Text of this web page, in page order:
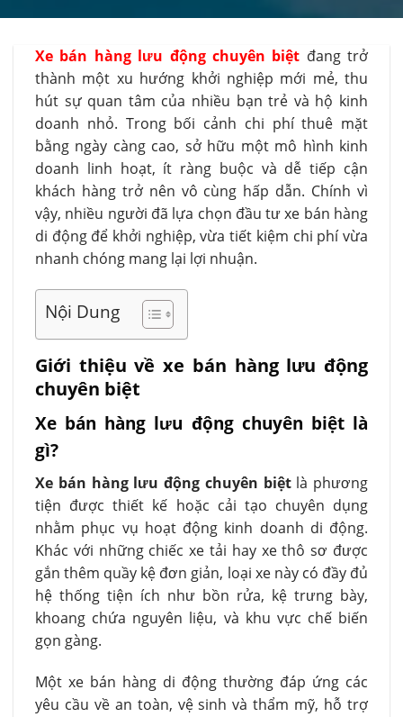
Xe bán hàng lưu động chuyên biệt đang trở
thành một xu hướng khởi nghiệp mới mẻ, thu
hút sự quan tâm của nhiều bạn trẻ và hộ kinh
doanh nhỏ. Trong bối cảnh chi phí thuê mặt
bằng ngày càng cao, sở hữu một mô hình kinh
doanh linh hoạt, ít ràng buộc và dễ tiếp cận
khách hàng trở nên vô cùng hấp dẫn. Chính vì
vậy, nhiều người đã lựa chọn đầu tư xe bán hàng
di động để khởi nghiệp, vừa tiết kiệm chi phí vừa
nhanh chóng mang lại lợi nhuận.
Nội Dung
Giới thiệu về xe bán hàng lưu động
chuyên biệt
Xe bán hàng lưu động chuyên biệt là
gì?
Xe bán hàng lưu động chuyên biệtlà phương
tiện được thiết kế hoặc cải tạo chuyên dụng
nhằm phục vụ hoạt động kinh doanh di động.
Khác với những chiếc xe tải hay xe thô sơ được
gắn thêm quầy kệ đơn giản, loại xe này có đầy đủ
hệ thống tiện ích như bồn rửa, kệ trưng bày,
khoang chứa nguyên liệu, và khu vực chế biến
gọn gàng.
Một xe bán hàng di động thường đáp ứng các
yêu cầu về an toàn, vệ sinh và thẩm mỹ, hỗ trợ